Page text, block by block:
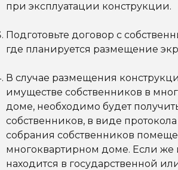
при эксплуатации конструкции.
Подготовьте договор с
где планируется размещение
В случае размещения
имуществе собственников в
доме, необходимо будет
собственников, в виде
собрания собственников
многоквартирном доме. Если же
находится в государственной